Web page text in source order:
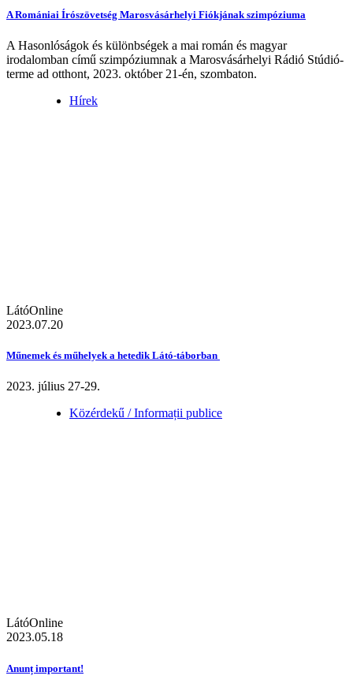
A Romániai Írószövetség Marosvásárhelyi Fiókjának szimpóziuma
A Hasonlóságok és különbségek a mai román és magyar
irodalomban című szimpóziumnak a Marosvásárhelyi Rádió Stúdió-
terme ad otthont, 2023. október 21-én, szombaton.
Hírek
LátóOnline
2023.07.20
Műnemek és műhelyek a hetedik Látó-táborban
2023. július 27-29.
Közérdekű / Informații publice
LátóOnline
2023.05.18
Anunț important!